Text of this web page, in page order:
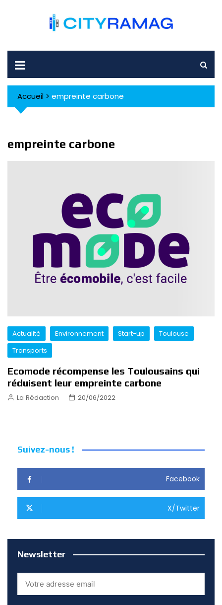
Accueil > empreinte carbone
empreinte carbone
Actualité Environnement Start-up
Toulouse
Transports
Ecomode récompense les Toulousains qui
réduisent leur empreinte carbone
La Rédaction 20/06/2022
Suivez-nous !
Facebook
X/Twitter
Newsletter